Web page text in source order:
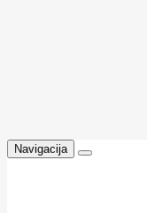
Navigacija